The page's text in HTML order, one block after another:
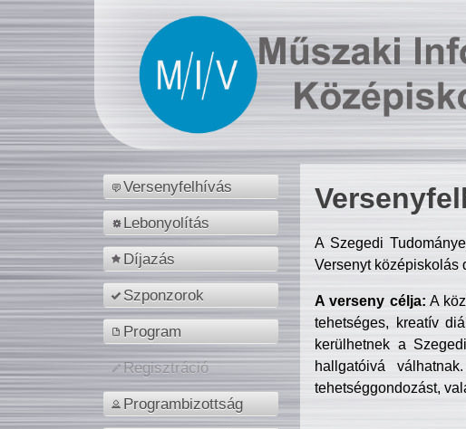
Versenyfelhívás
Lebonyolítás
Díjazás
Szponzorok
Program
Regisztráció
Programbizottság
A Szegedi
Versenyt középiskolás
A verseny célja: A
tehetséges, kreatív
kerülhetnek a
hallgatóivá
tehetséggondozást,